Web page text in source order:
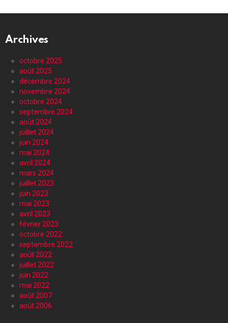
Archives
octobre 2025
août 2025
décembre 2024
novembre 2024
octobre 2024
septembre 2024
août 2024
juillet 2024
juin 2024
mai 2024
avril 2024
mars 2024
juillet 2023
juin 2023
mai 2023
avril 2023
février 2023
octobre 2022
septembre 2022
août 2022
juillet 2022
juin 2022
mai 2022
août 2007
août 2006